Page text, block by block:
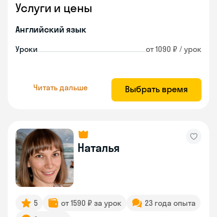
Услуги и цены
Английский язык
Уроки от 1090 ₽ / урок
Читать дальше Выбрать время
Наталья
5 от 1590 ₽ за урок
23 года опыта